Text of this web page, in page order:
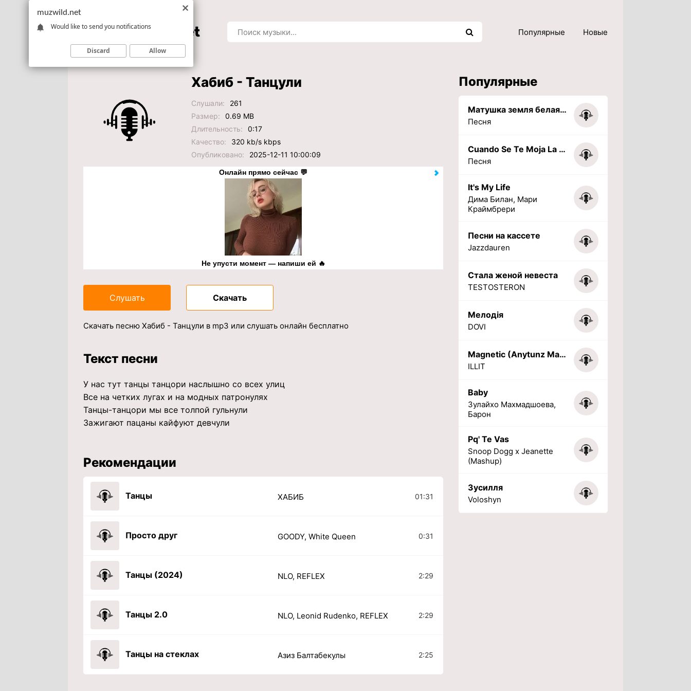
Популярные Новые
Хабиб - Танцули
Слушали:
261
Размер:
0.69 MB
Длительность:
0:17
Качество:
320 kb/s kbps
Опубликовано:
2025-12-11 10:00:09
Онлайн прямо сейчас 💬
Не упусти момент — напиши ей 🔥
Слушать Скачать
Скачать песню Хабиб - Танцули в mp3 или слушать онлайн бесплатно
Текст песни
У нас тут танцы танцори наслышно со всех улиц
Все на четких лугах и на модных патронулях
Танцы-танцори мы все толпой гульнули
Зажигают пацаны кайфуют девчули
Рекомендации
Танцы ХАБИБ 01:31
Просто друг GOODY, White Queen 0:31
Танцы (2024) NLO, REFLEX 2:29
Танцы 2.0 NLO, Leonid Rudenko, REFLEX 2:29
Танцы на стеклах Азиз Балтабекулы 2:25
Популярные
Матушка земля белая березонька
Песня
Cuando Se Te Moja La Tarea (PHONK) (Slowed + Reverbed)
Песня
It's My Life
Дима Билан, Мари
Краймбрери
Песни на кассете
Jazzdauren
Стала женой невеста
TESTOSTERON
Мелодія
DOVI
Magnetic (Anytunz Marimba Ringtone)
ILLIT
Baby
Зулайхо Махмадшоева,
Барон
Pq' Te Vas
Snoop Dogg x Jeanette
(Mashup)
Зусилля
Voloshyn
muzwild.net
Would like to send you notifications
Discard Allow